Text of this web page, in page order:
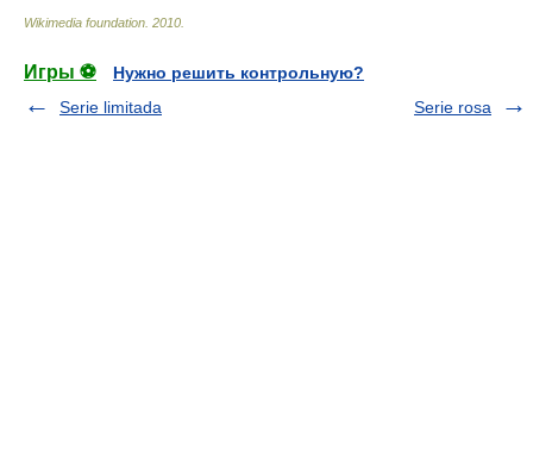
Wikimedia foundation 2010
Игры ⚽
Нужно решить контрольную?
Serie limitada
Serie rosa